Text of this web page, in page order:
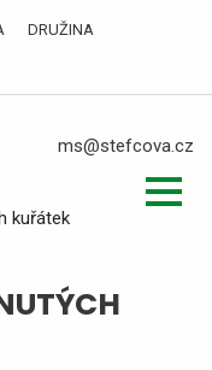
DRUŽINA
ms@stefcova.cz
kuřátek